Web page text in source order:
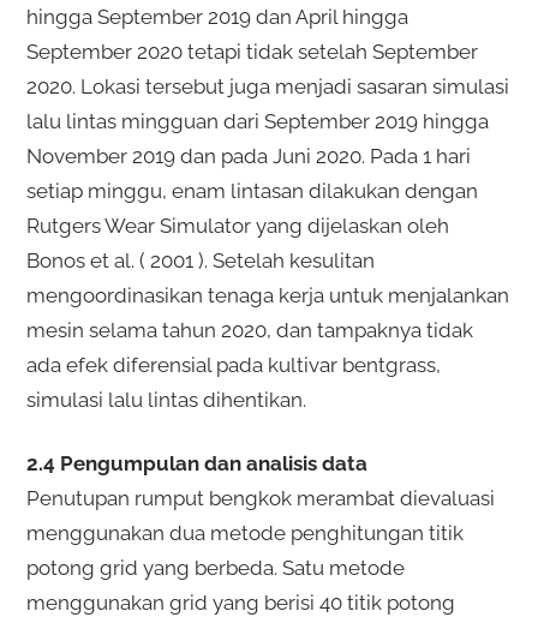
hingga September 2019 dan April hingga
September 2020 tetapi tidak setelah September
2020. Lokasi tersebut juga menjadi sasaran simulasi
lalu lintas mingguan dari September 2019 hingga
November 2019 dan pada Juni 2020. Pada 1 hari
setiap minggu, enam lintasan dilakukan dengan
Rutgers Wear Simulator yang dijelaskan oleh
Bonos et al. ( 2001 ). Setelah kesulitan
mengoordinasikan tenaga kerja untuk menjalankan
mesin selama tahun 2020, dan tampaknya tidak
ada efek diferensial pada kultivar bentgrass,
simulasi lalu lintas dihentikan.
2.4 Pengumpulan dan analisis data
Penutupan rumput bengkok merambat dievaluasi
menggunakan dua metode penghitungan titik
potong grid yang berbeda. Satu metode
menggunakan grid yang berisi 40 titik potong